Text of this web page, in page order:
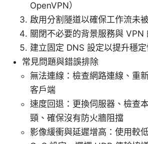
OpenVPN）
啟用分割隧道以確保工作流未
關閉不必要的背景服務與 VPN
建立固定 DNS 設定以提升穩定
常見問題與錯誤排除
無法連線：檢查網路連線、重
客戶端
速度回退：更換伺服器、檢查
頸、確保沒有防火牆阻擋
影像緩衝與延遲增高：使用較